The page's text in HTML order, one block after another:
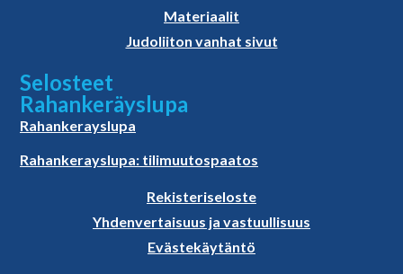
Materiaalit
Judoliiton vanhat sivut
Selosteet
Rahankeräyslupa
Rahankerayslupa
Rahankerayslupa: tilimuutospaatos
Rekisteriseloste
Yhdenvertaisuus ja vastuullisuus
Evästekäytäntö